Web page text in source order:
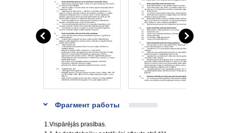
Фрагмент работы
1.Vispārējās prasības.